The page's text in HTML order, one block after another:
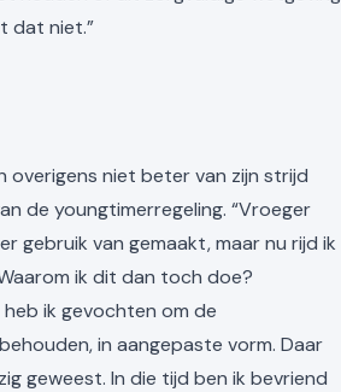
dat niet.”
overigens niet beter van zijn strijd
de youngtimerregeling. “Vroeger
gebruik van gemaakt, maar nu rijd ik
ik dit dan toch doe?
ik gevochten om de
in aangepaste vorm. Daar
geweest. In die tijd ben ik bevriend